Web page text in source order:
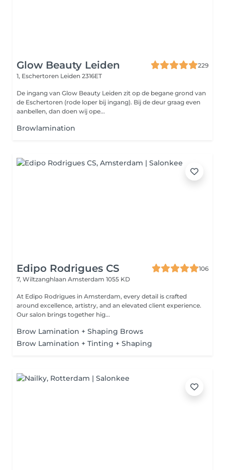
Glow Beauty Leiden
229
1, Eschertoren Leiden 2316ET
De ingang van Glow Beauty Leiden zit op de begane grond van
de Eschertoren (rode loper bij ingang). Bij de deur graag even
aanbellen, dan doen wij ope...
Browlamination
Edipo Rodrigues CS
106
7, Wiltzanghlaan Amsterdam 1055 KD
At Edipo Rodrigues in Amsterdam, every detail is crafted
around excellence, artistry, and an elevated client experience.
Our salon brings together hig...
Brow Lamination + Shaping Brows
Brow Lamination + Tinting + Shaping